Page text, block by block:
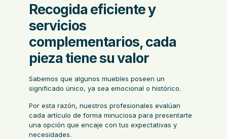
Recogida eficiente y
servicios
complementarios, cada
pieza tiene su valor
Sabemos que algunos muebles poseen un
significado único, ya sea emocional o histórico.
Por esta razón, nuestros profesionales evalúan
cada artículo de forma minuciosa para presentarte
una opción que encaje con tus expectativas y
necesidades.